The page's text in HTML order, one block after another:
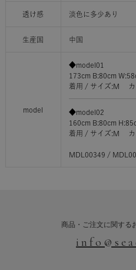
透け感 淡色に多少あり
生産国 中国
model
◆model01
173cm B:80cm
着用 / サイズ:M カ
◆model02
160cm B:80cm
着用 / サイズ:M カ
MDL00349 /
商品・ご注文に関する